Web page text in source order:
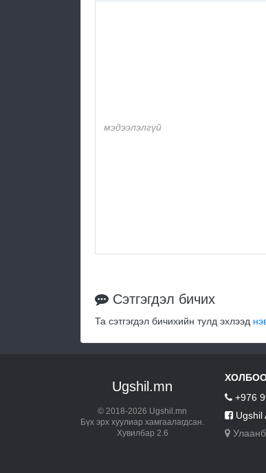
мэдээлэлгүй
Сэтгэгдэл бичих
Та сэтгэгдэл бичихийн тулд эхлээд
Ugshil.mn
© 2018-2026 Ugshil.mn
Бүх эрх хуулиар хамгаалагдсан.
Хувилбар 2.6
+976
Ugshil